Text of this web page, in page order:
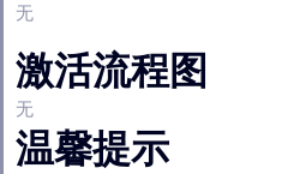
无
激活流程图
无
温馨提示